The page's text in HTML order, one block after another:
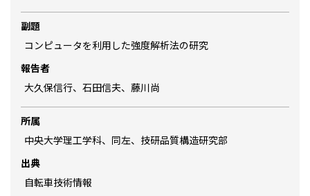
副題
コンピュータを利用した強度解析法の研究
報告者
大久保信行、石田信夫、藤川尚
所属
中央大学理工学科、同左、技研品質構造研究部
出典
自転車技術情報